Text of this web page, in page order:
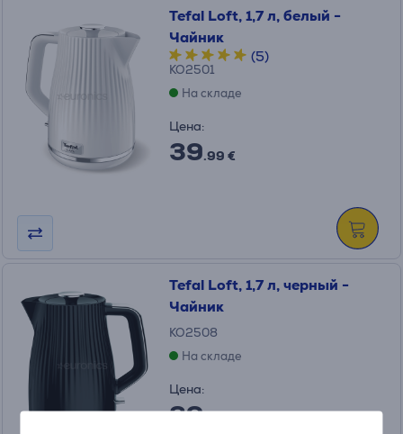
Tefal Loft, 1,7 л, белый -
Чайник
(5)
KO2501
На складе
Цена:
39.99 €
Tefal Loft, 1,7 л, черный -
Чайник
KO2508
На складе
Цена:
39